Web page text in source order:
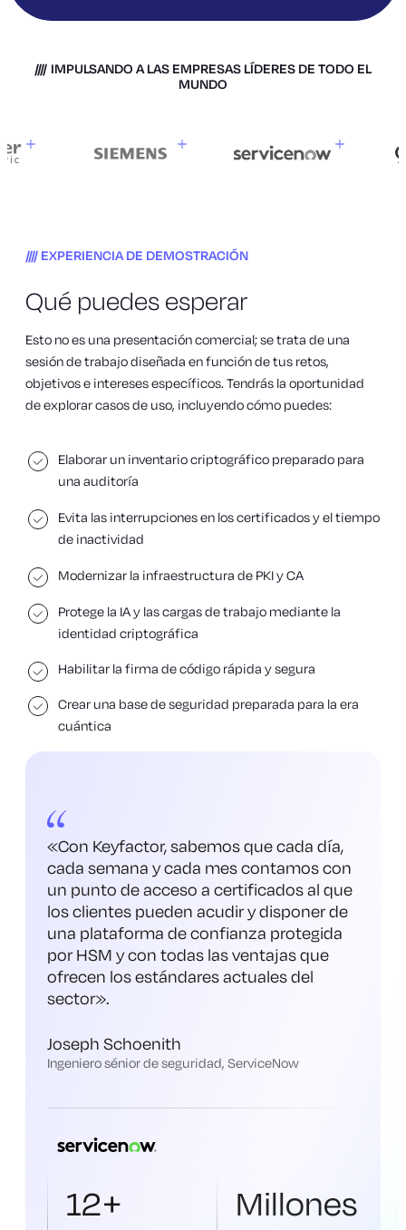
IMPULSANDO A LAS EMPRESAS LÍDERES DE TODO EL
MUNDO
EXPERIENCIA DE DEMOSTRACIÓN
Qué puedes esperar
Esto no es una presentación comercial; se trata de una
sesión de trabajo diseñada en función de tus retos,
objetivos e intereses específicos. Tendrás la oportunidad
de explorar casos de uso, incluyendo cómo puedes:
Elaborar un inventario criptográfico preparado para
una auditoría
Evita las interrupciones en los certificados y el tiempo
de inactividad
Modernizar la infraestructura de PKI y CA
Protege la IA y las cargas de trabajo mediante la
identidad criptográfica
Habilitar la firma de código rápida y segura
Crear una base de seguridad preparada para la era
cuántica
«Con Keyfactor, sabemos que cada día,
cada semana y cada mes contamos con
un punto de acceso a certificados al que
los clientes pueden acudir y disponer de
una plataforma de confianza protegida
por HSM y con todas las ventajas que
ofrecen los estándares actuales del
sector».
Joseph Schoenith
Ingeniero sénior de seguridad, ServiceNow
12+ Millones